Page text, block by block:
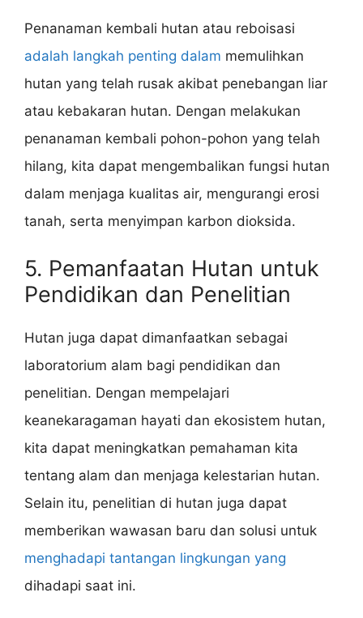
Penanaman kembali hutan atau reboisasi
adalah langkah penting dalam memulihkan
hutan yang telah rusak akibat penebangan liar
atau kebakaran hutan. Dengan melakukan
penanaman kembali pohon-pohon yang telah
hilang, kita dapat mengembalikan fungsi hutan
dalam menjaga kualitas air, mengurangi erosi
tanah, serta menyimpan karbon dioksida.
5. Pemanfaatan Hutan untuk
Pendidikan dan Penelitian
Hutan juga dapat dimanfaatkan sebagai
laboratorium alam bagi pendidikan dan
penelitian. Dengan mempelajari
keanekaragaman hayati dan ekosistem hutan,
kita dapat meningkatkan pemahaman kita
tentang alam dan menjaga kelestarian hutan.
Selain itu, penelitian di hutan juga dapat
memberikan wawasan baru dan solusi untuk
menghadapi tantangan lingkungan yang
dihadapi saat ini.